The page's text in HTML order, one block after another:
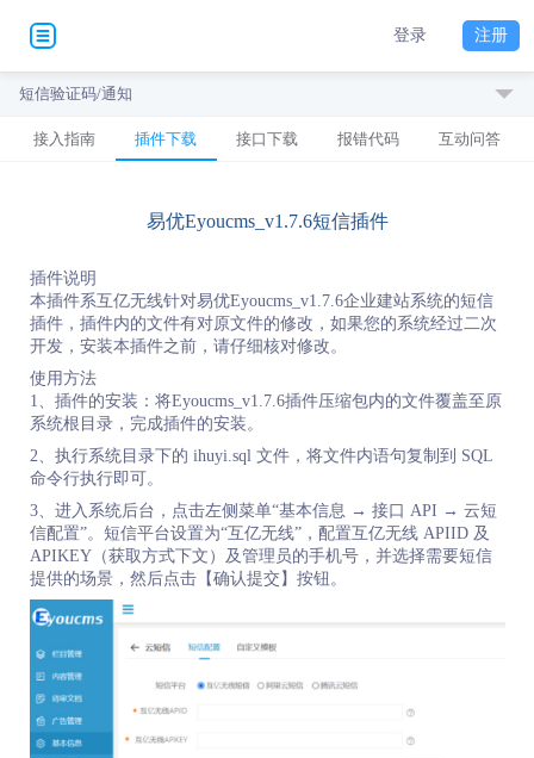
登录 注册
短信验证码/通知
接入指南 插件下载 接口下载 报错代码 互动问答
易优Eyoucms_v1.7.6短信插件
插件说明
本插件系互亿无线针对易优Eyoucms_v1.7.6企业建站系统的短信
插件，插件内的文件有对原文件的修改，如果您的系统经过二次
开发，安装本插件之前，请仔细核对修改。
使用方法
1、插件的安装：将Eyoucms_v1.7.6插件压缩包内的文件覆盖至原
系统根目录，完成插件的安装。
2、执行系统目录下的 ihuyi.sql 文件，将文件内语句复制到 SQL
命令行执行即可。
3、进入系统后台，点击左侧菜单“基本信息 → 接口 API → 云短
信配置”。短信平台设置为“互亿无线”，配置互亿无线 APIID 及
APIKEY（获取方式下文）及管理员的手机号，并选择需要短信
提供的场景，然后点击【确认提交】按钮。